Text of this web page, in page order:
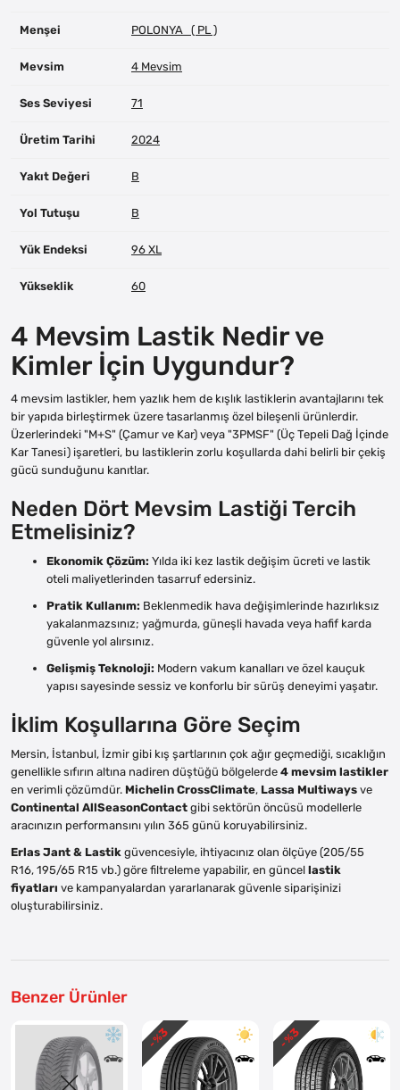
Menşei POLONYA ( PL )
Mevsim 4 Mevsim
Ses Seviyesi 71
Üretim Tarihi 2024
Yakıt Değeri B
Yol Tutuşu B
Yük Endeksi 96 XL
Yükseklik 60
4 Mevsim Lastik Nedir ve
Kimler İçin Uygundur?
4 mevsim lastikler, hem yazlık hem de kışlık lastiklerin avantajlarını tek
bir yapıda birleştirmek üzere tasarlanmış özel bileşenli ürünlerdir.
Üzerlerindeki "M+S" (Çamur ve Kar) veya "3PMSF" (Üç Tepeli Dağ İçinde
Kar Tanesi) işaretleri, bu lastiklerin zorlu koşullarda dahi belirli bir çekiş
gücü sunduğunu kanıtlar.
Neden Dört Mevsim Lastiği Tercih
Etmelisiniz?
Ekonomik Çözüm: Yılda iki kez lastik değişim ücreti ve lastik
oteli maliyetlerinden tasarruf edersiniz.
Pratik Kullanım: Beklenmedik hava değişimlerinde hazırlıksız
yakalanmazsınız; yağmurda, güneşli havada veya hafif karda
güvenle yol alırsınız.
Gelişmiş Teknoloji: Modern vakum kanalları ve özel kauçuk
yapısı sayesinde sessiz ve konforlu bir sürüş deneyimi yaşatır.
İklim Koşullarına Göre Seçim
Mersin, İstanbul, İzmir gibi kış şartlarının çok ağır geçmediği, sıcaklığın
genellikle sıfırın altına nadiren düştüğü bölgelerde 4 mevsim lastikler
en verimli çözümdür. Michelin CrossClimate, Lassa Multiways ve
Continental AllSeasonContact gibi sektörün öncüsü modellerle
aracınızın performansını yılın 365 günü koruyabilirsiniz.
Erlas Jant & Lastik güvencesiyle, ihtiyacınız olan ölçüye (205/55
R16, 195/65 R15 vb.) göre filtreleme yapabilir, en güncel lastik
fiyatları ve kampanyalardan yararlanarak güvenle siparişinizi
oluşturabilirsiniz.
Benzer Ürünler
- %
3 - %
3